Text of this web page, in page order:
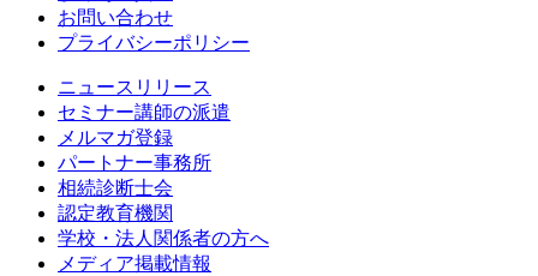
お問い合わせ
プライバシーポリシー
ニュースリリース
セミナー講師の派遣
メルマガ登録
パートナー事務所
相続診断士会
認定教育機関
学校・法人関係者の方へ
メディア掲載情報